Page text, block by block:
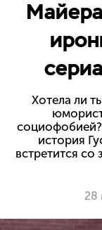
Хотела ли
социофобией?
история
встретится со
28